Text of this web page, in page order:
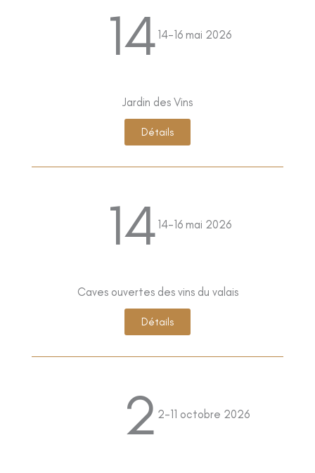
14 14-16 mai 2026
Jardin des Vins
Détails
14 14-16 mai 2026
Caves ouvertes des vins du valais
Détails
2 2-11 octobre 2026